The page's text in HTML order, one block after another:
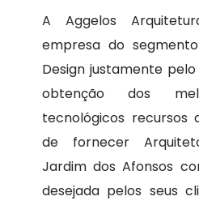
A Aggelos
empresa do
Design justamente
obtenção dos
tecnológicos recursos
de fornecer
Jardim dos Afonsos
desejada pelos seus